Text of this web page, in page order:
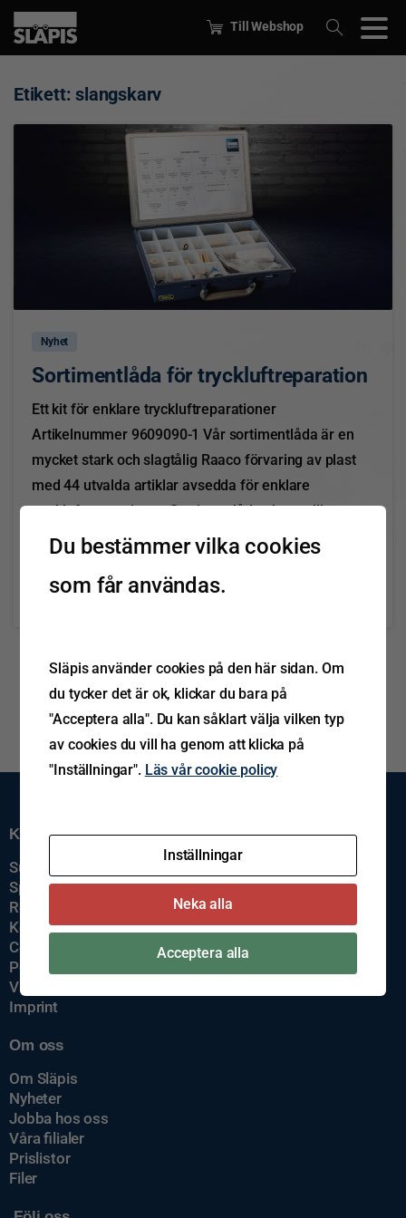
Till Webshop
Etikett:slangskarv
Nyhet
Sortimentlåda för tryckluftreparation
Ett kit för enklare tryckluftreparationer
Artikelnummer 9609090-1 Vår sortimentlåda är en
mycket stark och slagtålig Raaco förvaring av plast
med 44 utvalda artiklar avsedda för enklare
tryckluftreparationer. Sortimentlådan har tydlig
märkning för att underlätta komplettering av
Kundservice
Support
Spårning av gods
Reklamation
Kontakta oss
Cookiepolicy
Policys
Visselblåsning
Imprint
Om oss
Om Släpis
Nyheter
Jobba hos oss
Våra filialer
Prislistor
Filer
Du bestämmer vilka cookies
som får användas.
Släpis använder cookies på den här sidan. Om
du tycker det är ok, klickar du bara på
"Acceptera alla". Du kan såklart välja vilken typ
av cookies du vill ha genom att klicka på
"Inställningar". Läs vår cookie policy
Inställningar
Neka alla
Acceptera alla